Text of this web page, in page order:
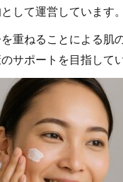
して運営しています。
を重ねることによる肌
サポートを目指して